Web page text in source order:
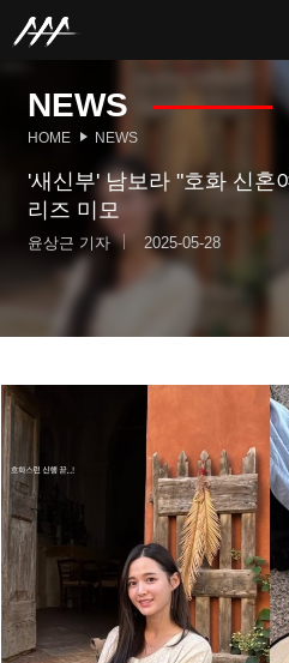
NEWS
HOME NEWS
'새신부' 남보라 "호화 신혼
리즈 미모
윤상근 기자 2025-05-28